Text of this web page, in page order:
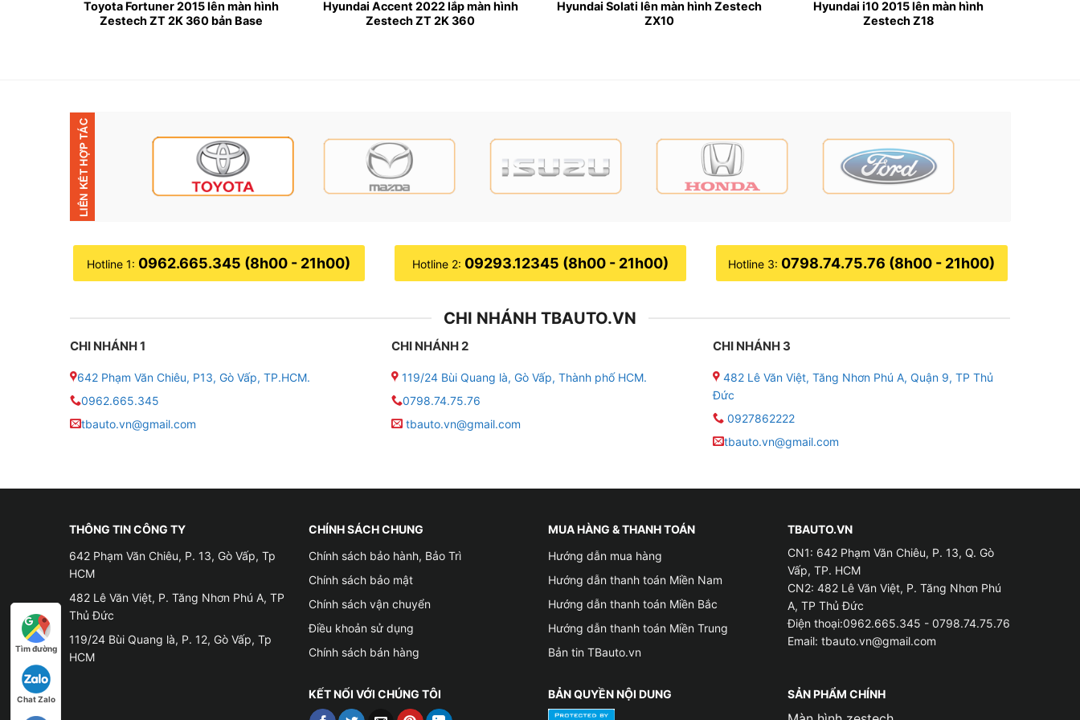
✤Thông số kỹ thuật:
● Màn hình: Kích thước 9 – 10inch
● Bộ nhớ: RAM 4GB – ROM 32GB
● CPU 8 nhân – Chip xử lý tốc độ cao
● Camera 360 độ 4 mắt Sony AHD siêu nét, góc quay rộng
● Điều khiển giọng nói Ra lệnh tiếng Việt toàn diện
● Kết nối SIM 4G, WiFi, Bluetooth 5.0 – truy cập Internet mọi lúc mọi nơi.
● Cấu hình này giúp màn hình vận hành trơn tru, không giật lag, tối ưu mọi trải nghiệm từ giải trí đến hỗ trợ lái xe.
Toyota Fortuner 2015 lên màn hình
Zestech ZT 2K 360 bản Base
Hyundai Accent 2022 lắp màn hình
Zestech ZT 2K 360
Hyundai Solati lên màn hình Zestech
ZX10
Hyundai i10 2015 lên màn hình
Zestech Z18
Hotline 1: 0962.665.345 (8h00 - 21h00) Hotline 2: 09293.12345 (8h00 - 21h00) Hotline 3: 0798.74.75.76 (8h00 - 21h00)
CHI NHÁNH TBAUTO.VN
CHI NHÁNH 1
642 Phạm Văn Chiêu, P13, Gò Vấp, TP.HCM.
0962.665.345
tbauto.vn@gmail.com
CHI NHÁNH 2
119/24 Bùi Quang là, Gò Vấp, Thành phố HCM.
0798.74.75.76
tbauto.vn@gmail.com
CHI NHÁNH 3
482 Lê Văn Việt, Tăng Nhơn Phú A, Quận 9, TP Thủ
Đức
0927862222
tbauto.vn@gmail.com
THÔNG TIN CÔNG TY
642 Phạm Văn Chiêu, P. 13, Gò Vấp, Tp
HCM
482 Lê Văn Việt, P. Tăng Nhơn Phú A, TP
Thủ Đức
119/24 Bùi Quang là, P. 12, Gò Vấp, Tp
HCM
CHÍNH SÁCH CHUNG
Chính sách bảo hành, Bảo Trì
Chính sách bảo mật
Chính sách vận chuyển
Điều khoản sử dụng
Chính sách bán hàng
MUA HÀNG & THANH TOÁN
Hướng dẫn mua hàng
Hướng dẫn thanh toán Miền Nam
Hướng dẫn thanh toán Miền Bắc
Hướng dẫn thanh toán Miền Trung
Bản tin TBauto.vn
TBAUTO.VN
CN1: 642 Phạm Văn Chiêu, P. 13, Q. Gò
Vấp, TP. HCM
CN2: 482 Lê Văn Việt, P. Tăng Nhơn Phú
A, TP Thủ Đức
Điện thoại:0962.665.345 - 0798.74.75.76
Email: tbauto.vn@gmail.com
KẾT NỐI VỚI CHÚNG TÔI BẢN QUYỀN NỘI DUNG SẢN PHẨM CHÍNH
Tìm đường
Chat Zalo